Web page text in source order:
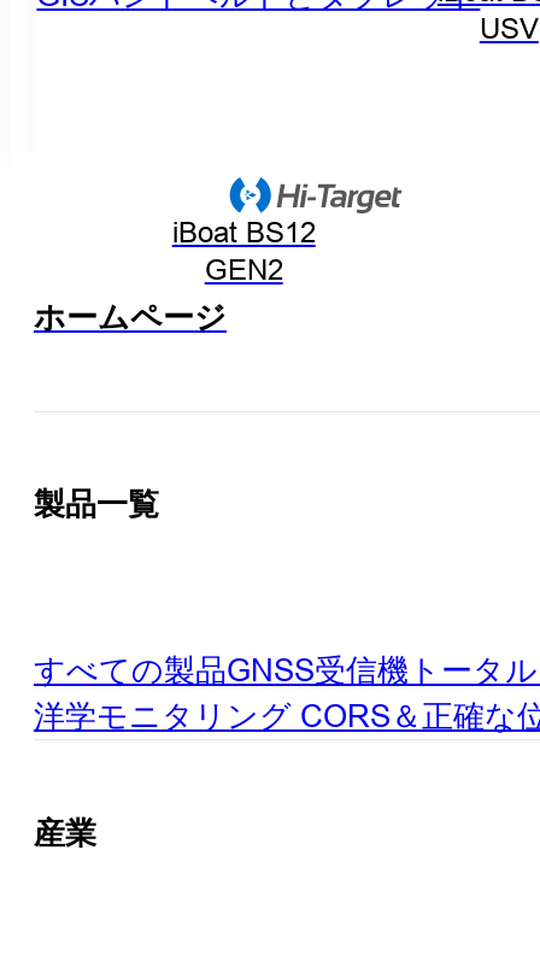
iBoat BS12
GEN2
USV
ホームページ
製品一覧
すべての製品GNSS受信機 トータ
洋学モニタリング CORS＆正確な
産業